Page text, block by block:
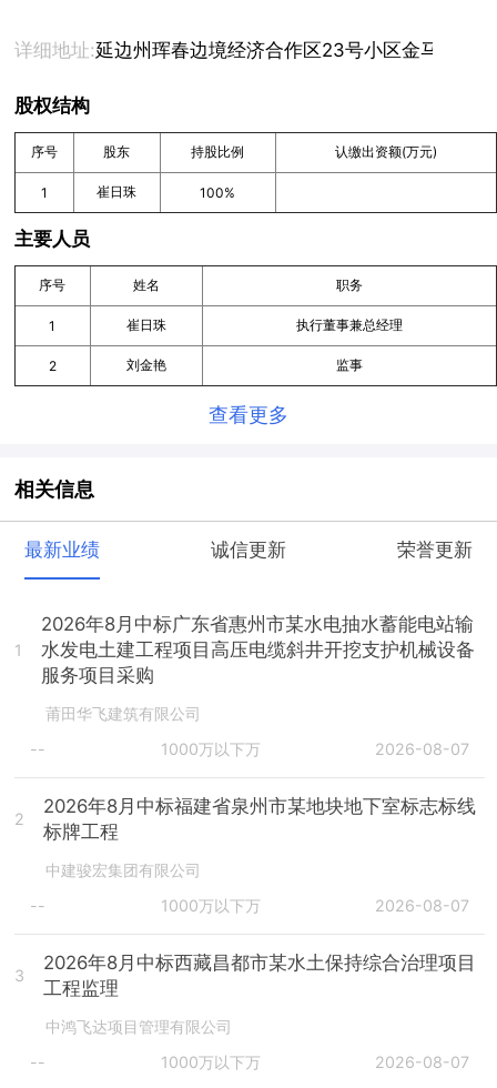
详细地址:延边州珲春边境经济合作区23号小区金马大学
股权结构
序号 股东 持股比例 认缴出资额(万元)
1 崔日珠 100%
主要人员
序号 姓名 职务
1 崔日珠 执行董事兼总经理
2 刘金艳 监事
查看更多
相关信息
最新业绩 诚信更新 荣誉更新
1
2026年8月中标广东省惠州市某水电抽水蓄能电站输
水发电土建工程项目高压电缆斜井开挖支护机械设备
服务项目采购
莆田华飞建筑有限公司
--
1000万以下万 2026-08-07
2
2026年8月中标福建省泉州市某地块地下室标志标线
标牌工程
中建骏宏集团有限公司
--
1000万以下万 2026-08-07
3
2026年8月中标西藏昌都市某水土保持综合治理项目
工程监理
中鸿飞达项目管理有限公司
--
1000万以下万 2026-08-07